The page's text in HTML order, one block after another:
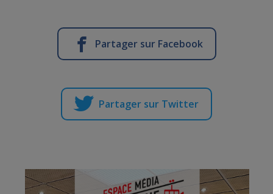
Partager sur Facebook
Partager sur Twitter